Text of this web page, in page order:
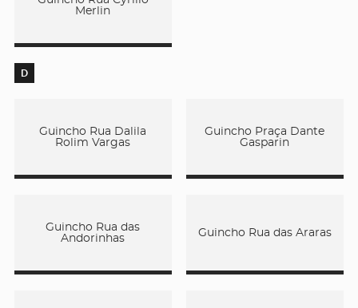
Merlin
D
Guincho Rua Dalila
Rolim Vargas
Guincho Praça Dante
Gasparin
Guincho Rua das
Andorinhas
Guincho Rua das Araras